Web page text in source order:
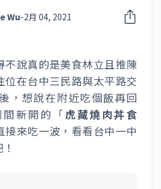
Wu-2月 04, 2021
不說真的是美食林立且推陳
位在台中三民路與太平路交
，想說在附近吃個飯再回
新開的「虎藏燒肉丼食
接來吃一波，看看台中一中